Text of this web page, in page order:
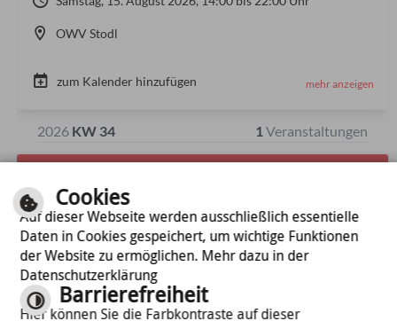
Cookies
Auf dieser Webseite werden ausschließlich essentielle
Daten in Cookies gespeichert, um wichtige Funktionen
der Website zu ermöglichen. Mehr dazu in der
Datenschutzerklärung
Barrierefreiheit
Hier können Sie die Farbkontraste auf dieser